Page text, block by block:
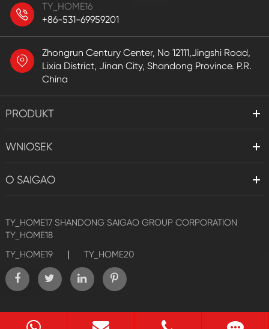
TY_HOME16
+86-531-69959201
Zhongrun Century Center, No 12111,Jingshi Road,
Lixia District, Jinan City, Shandong Province. P.R.
China
PRODUKT
WNIOSEK
O SAIGAO
TY_HOME17 SHANDONG SAIGAO GROUP CORPORATION
TY_HOME18
TY_HOME19
| TY_HOME20